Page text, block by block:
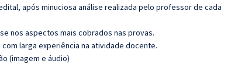
após minuciosa análise realizada pelo professor de cada
nos aspectos mais cobrados nas provas.
larga experiência na atividade docente.
(imagem e áudio)